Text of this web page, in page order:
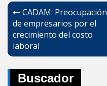
Navegación
de
entradas
CADAM: Preocupación
de empresarios por el
crecimiento del costo
laboral
Buscador